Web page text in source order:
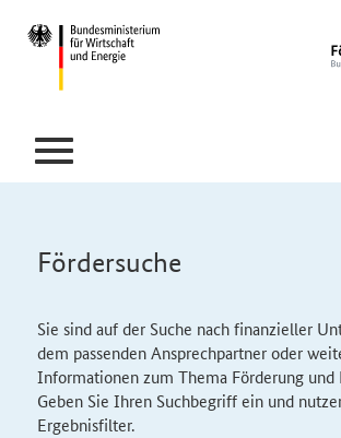
Fördersuche
Sie sind auf der Suche nach finanzieller
dem passenden Ansprechpartner oder
Informationen zum Thema Förderung und
Geben Sie Ihren Suchbegriff ein und
Ergebnisfilter.